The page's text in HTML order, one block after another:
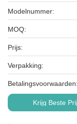
Modelnummer:
MOQ:
Prijs:
Verpakking:
Betalingsvoorwaarden:
Krijg Beste